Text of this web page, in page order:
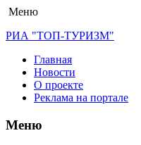
Меню
РИА "ТОП-ТУРИЗМ"
Главная
Новости
О проекте
Реклама на портале
Меню